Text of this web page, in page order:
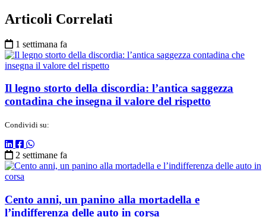
Articoli Correlati
1 settimana fa
Il legno storto della discordia: l’antica saggezza
contadina che insegna il valore del rispetto
Condividi su:
2 settimane fa
Cento anni, un panino alla mortadella e
l’indifferenza delle auto in corsa